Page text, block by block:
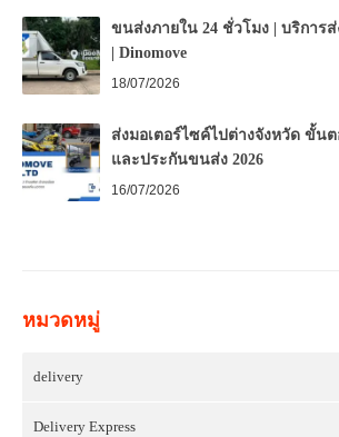
ขนส่งภายใน 24 ชั่วโมง | บริการ
| Dinomove
18/07/2026
ส่งมอเตอร์ไซค์ไปต่างจังหวัด ขั้น
และประกันขนส่ง 2026
16/07/2026
หมวดหมู่
delivery
Delivery Express